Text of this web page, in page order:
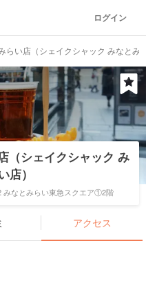
ログイン
らい店（シェイクシャック みなとみ
（シェイクシャック み
店）
みなとみらい東急スクエア①2階
アクセス